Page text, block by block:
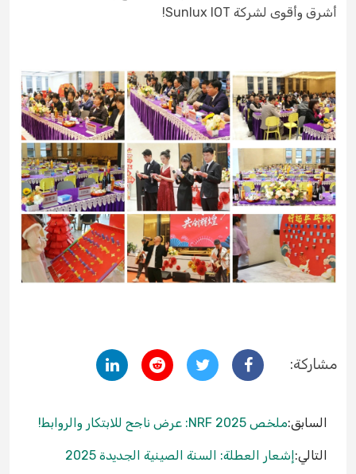
أشرق وأقوى لشركة Sunlux IOT!
مشاركة:
السابق:ملخص NRF 2025: عرض ناجح للابتكار والروابط!
التالي:إشعار العطلة: السنة الصينية الجديدة 2025